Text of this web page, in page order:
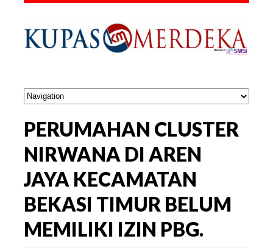
PERUMAHAN CLUSTER
NIRWANA DI AREN
JAYA KECAMATAN
BEKASI TIMUR BELUM
MEMILIKI IZIN PBG.